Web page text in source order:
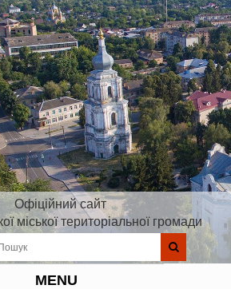
Офіційний сайт
міської територіальної громади
MENU